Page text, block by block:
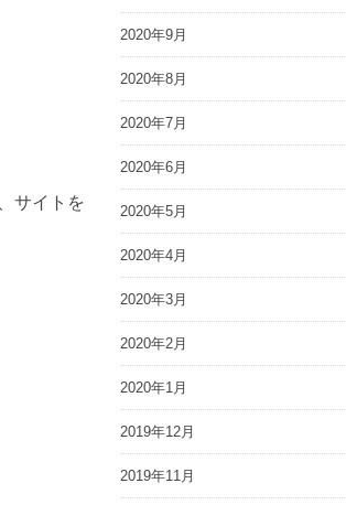
サイトを
2020年9月
2020年8月
2020年7月
2020年6月
2020年5月
2020年4月
2020年3月
2020年2月
2020年1月
2019年12月
2019年11月